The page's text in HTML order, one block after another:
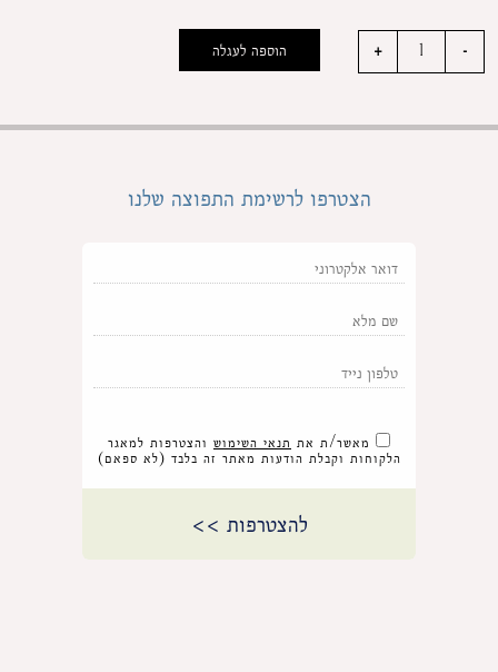
הוספה לעגלה
הצטרפו לרשימת התפוצה שלנו
מאשר/ת את תנאי השימוש והצטרפות למאגר
הלקוחות וקבלת הודעות מאתר זה בלבד (לא ספאם)